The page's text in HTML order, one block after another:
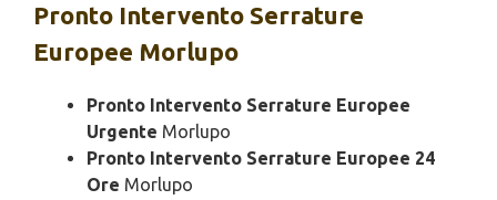
Pronto Intervento Serrature
Europee Morlupo
Pronto Intervento Serrature Europee
Urgente Morlupo
Pronto Intervento Serrature Europee 24
Ore Morlupo